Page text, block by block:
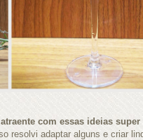
com essas ideias
resolvi adaptar alguns e criar